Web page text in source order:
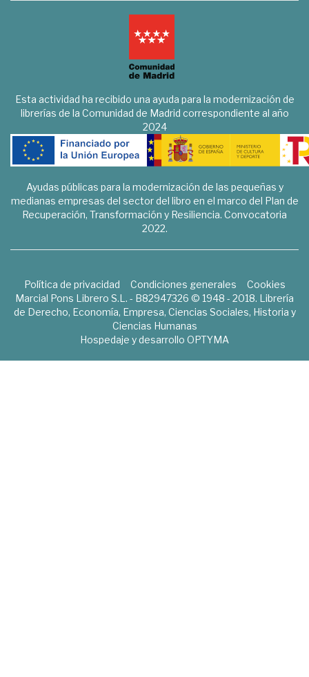
Esta actividad ha recibido una ayuda para la modernización de
librerías de la Comunidad de Madrid correspondiente al año
2024
Ayudas públicas para la modernización de las pequeñas y
medianas empresas del sector del libro en el marco del Plan de
Recuperación, Transformación y Resiliencia. Convocatoria
2022.
Política de privacidad Condiciones generales
Cookies
Marcial Pons Librero S.L. - B82947326 © 1948 - 2018. Librería
de Derecho, Economía, Empresa, Ciencias Sociales, Historia y
Ciencias Humanas
Hospedaje y desarrollo OPTYMA